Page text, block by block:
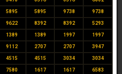
5895 5895 9738 9738
9622 8392 8392 5293
1389 1389 1997 1997
9112 2707 2707 3947
4515 4515 3034 3034
7580 1617 1617 6583